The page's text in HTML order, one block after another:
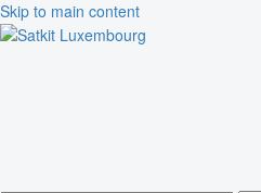
Skip to main content